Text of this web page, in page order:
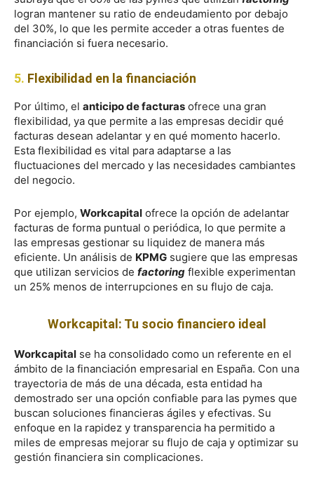
logran mantener su ratio de endeudamiento por debajo
del 30%, lo que les permite acceder a otras fuentes de
financiación si fuera necesario.
5. Flexibilidad en la financiación
Por último, el anticipo de facturas ofrece una gran
flexibilidad, ya que permite a las empresas decidir qué
facturas desean adelantar y en qué momento hacerlo.
Esta flexibilidad es vital para adaptarse a las
fluctuaciones del mercado y las necesidades cambiantes
del negocio.
Por ejemplo, Workcapital ofrece la opción de adelantar
facturas de forma puntual o periódica, lo que permite a
las empresas gestionar su liquidez de manera más
eficiente. Un análisis de KPMG sugiere que las empresas
que utilizan servicios de factoring flexible experimentan
un 25% menos de interrupciones en su flujo de caja.
Workcapital: Tu socio financiero ideal
Workcapital se ha consolidado como un referente en el
ámbito de la financiación empresarial en España. Con una
trayectoria de más de una década, esta entidad ha
demostrado ser una opción confiable para las pymes que
buscan soluciones financieras ágiles y efectivas. Su
enfoque en la rapidez y transparencia ha permitido a
miles de empresas mejorar su flujo de caja y optimizar su
gestión financiera sin complicaciones.